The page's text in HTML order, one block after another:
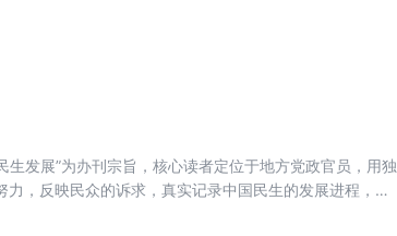
生发展”为办刊宗旨，核心读者定位于地方党政官员，用独
，反映民众的诉求，真实记录中国民生的发展进程，力